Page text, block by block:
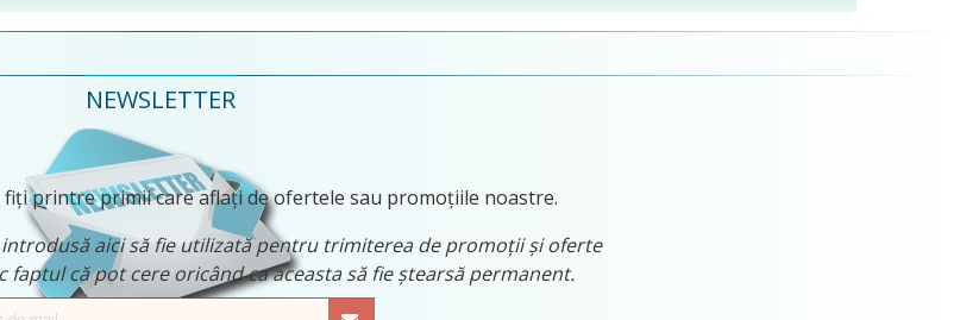
NEWSLETTER
printre primii care aflați de ofertele sau promoțiile noastre.
introdusă aici să fie utilizată pentru trimiterea de promoții și oferte
faptul că pot cere oricând ca aceasta să fie ștearsă permanent.